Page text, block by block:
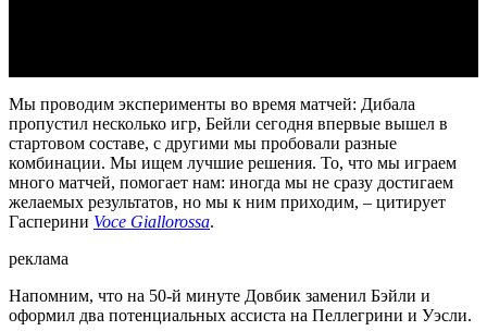
Мы проводим эксперименты во время матчей: Дибала
пропустил несколько игр, Бейли сегодня впервые вышел в
стартовом составе, с другими мы пробовали разные
комбинации. Мы ищем лучшие решения. То, что мы играем
много матчей, помогает нам: иногда мы не сразу достигаем
желаемых результатов, но мы к ним приходим, – цитирует
Гасперини Voce Giallorossa.
реклама
Напомним, что на 50-й минуте Довбик заменил Бэйли и
оформил два потенциальных ассиста на Пеллегрини и Уэсли.